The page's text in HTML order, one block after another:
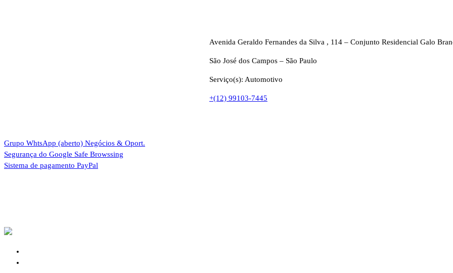
Avenida Geraldo Fernandes da Silva , 114 – Conjunto Residencial Galo
São José dos Campos – São Paulo
Serviço(s): Automotivo
+(12) 99103-7445
Grupo WhtsApp (aberto) Negócios & Oport.
Segurança do Google Safe Browssing
Sistema de pagamento PayPal